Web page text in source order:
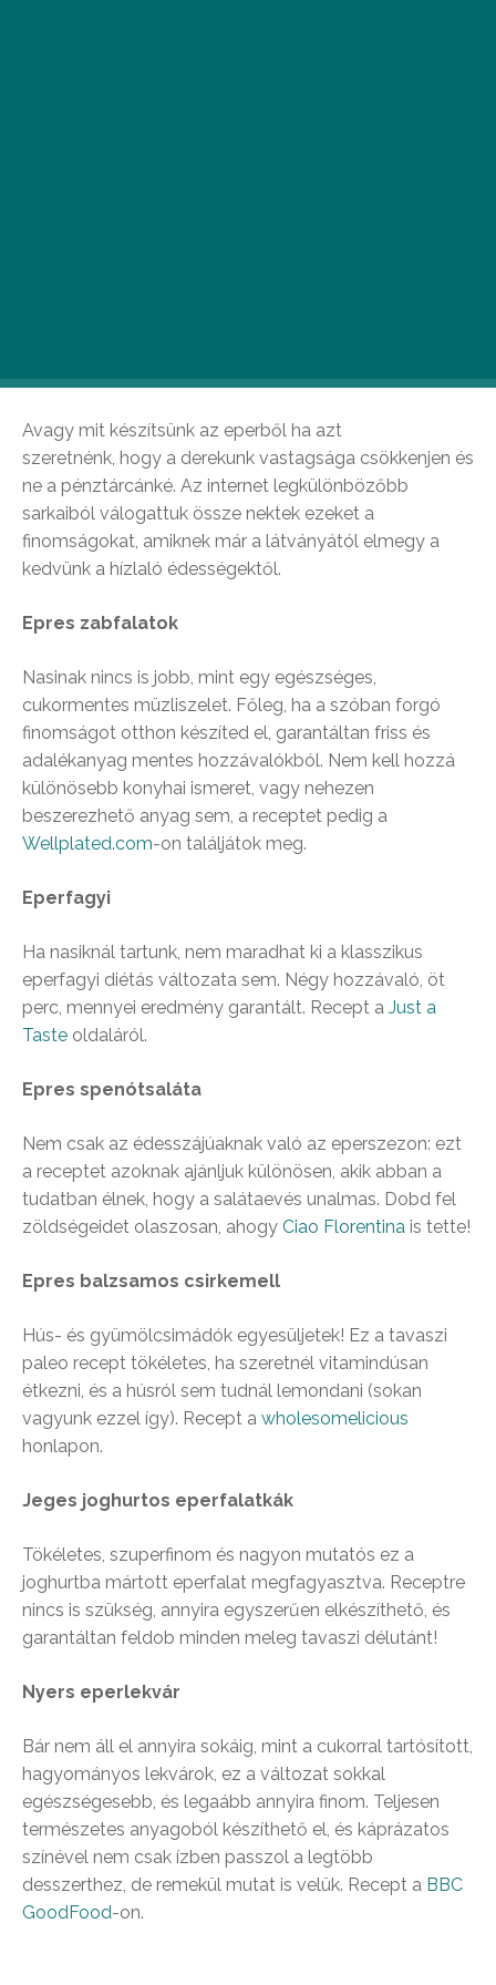
fitspiration cikkünk témáját.
Avagy mit készítsünk az eperből ha azt
szeretnénk, hogy a derekunk vastagsága csökkenjen és
ne a pénztárcánké. Az internet legkülönbözőbb
sarkaiból válogattuk össze nektek ezeket a
finomságokat, amiknek már a látványától elmegy a
kedvünk a hízlaló édességektől.
Epres zabfalatok
Nasinak nincs is jobb, mint egy egészséges,
cukormentes müzliszelet. Főleg, ha a szóban forgó
finomságot otthon készíted el, garantáltan friss és
adalékanyag mentes hozzávalókból. Nem kell hozzá
különösebb konyhai ismeret, vagy nehezen
beszerezhető anyag sem, a receptet pedig a
Wellplated.com-on találjátok meg.
Eperfagyi
Ha nasiknál tartunk, nem maradhat ki a klasszikus
eperfagyi diétás változata sem. Négy hozzávaló, öt
perc, mennyei eredmény garantált. Recept a Just a
Taste oldaláról.
Epres spenótsaláta
Nem csak az édesszájúaknak való az eperszezon: ezt
a receptet azoknak ajánljuk különösen, akik abban a
tudatban élnek, hogy a salátaevés unalmas. Dobd fel
zöldségeidet olaszosan, ahogy Ciao Florentina is tette!
Epres balzsamos csirkemell
Hús- és gyümölcsimádók egyesüljetek! Ez a tavaszi
paleo recept tökéletes, ha szeretnél vitamindúsan
étkezni, és a húsról sem tudnál lemondani (sokan
vagyunk ezzel így). Recept a wholesomelicious
honlapon.
Jeges joghurtos eperfalatkák
Tökéletes, szuperfinom és nagyon mutatós ez a
joghurtba mártott eperfalat megfagyasztva. Receptre
nincs is szükség, annyira egyszerűen elkészíthető, és
garantáltan feldob minden meleg tavaszi délutánt!
Nyers eperlekvár
Bár nem áll el annyira sokáig, mint a cukorral tartósított,
hagyományos lekvárok, ez a változat sokkal
egészségesebb, és legaább annyira finom. Teljesen
természetes anyagoból készíthető el, és káprázatos
színével nem csak ízben passzol a legtöbb
desszerthez, de remekül mutat is velük. Recept a BBC
GoodFood-on.